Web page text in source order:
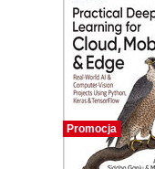
Promocja